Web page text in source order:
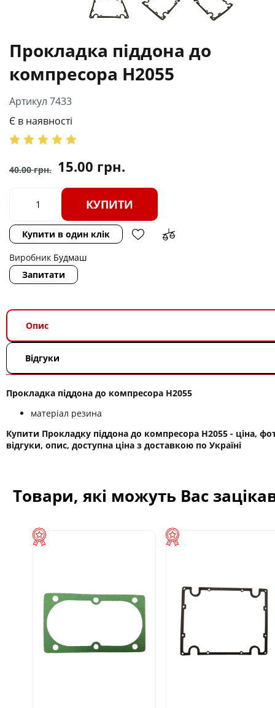
Прокладка піддона до
компресора H2055
Артикул 7433
Є в наявності
40.00грн. 15.00 грн.
КУПИТИ
Купити в один клік
Виробник Будмаш
Запитати
Опис
Відгуки
Прокладка піддона до компресора H2055
матеріал резина
Купити Прокладку піддона до компресора H2055 - ціна,
відгуки, опис, доступна ціна з доставкою по Україні
Товари, які можуть Вас